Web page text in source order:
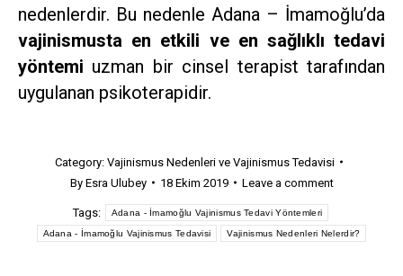
nedenlerdir. Bu nedenle Adana – İmamoğlu’da
vajinismusta en etkili ve en sağlıklı tedavi
yöntemi uzman bir cinsel terapist tarafından
uygulanan psikoterapidir.
Category: Vajinismus Nedenleri ve Vajinismus Tedavisi
By Esra Ulubey 18 Ekim 2019 Leave a comment
Tags: Adana - İmamoğlu Vajinismus Tedavi Yöntemleri
Adana - İmamoğlu Vajinismus Tedavisi Vajinismus Nedenleri Nelerdir?